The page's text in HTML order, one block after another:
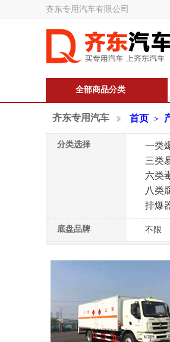
齐东专用汽车有限公司
全部商品分类
齐东专用汽车 首页 >
分类选择 一类
三类
六类
八类
排爆
底盘品牌 不限